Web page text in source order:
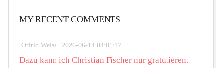
MY RECENT COMMENTS
Otfrid Weiss | 2026-06-14 04:01:17
Dazu kann ich Christian Fischer nur gratulieren.